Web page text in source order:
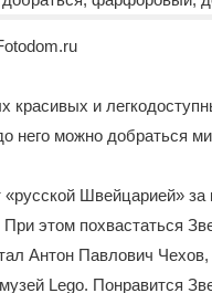
красивых и
него можно добраться
«русской Швейцарией»
При этом похвастаться
Антон Павлович
Lego. Понравится